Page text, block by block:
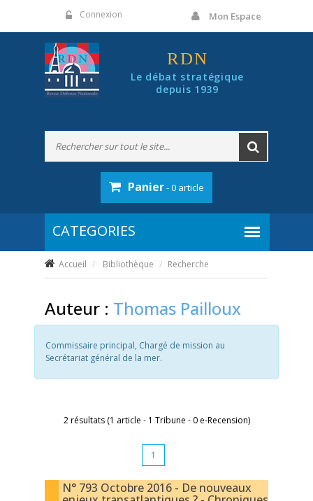
Connexion Mon Espace
RDN
Le débat stratégique
depuis 1939
Panier- 0 article
Accueil Bibliothèque Recherche
Auteur : Thomas Pailloux
Commissaire principal, Chargé de mission au
Secrétariat général de la mer.
2 résultats (1 article - 1 Tribune - 0 e-Recension)
1
N° 793 Octobre 2016 - De nouveaux